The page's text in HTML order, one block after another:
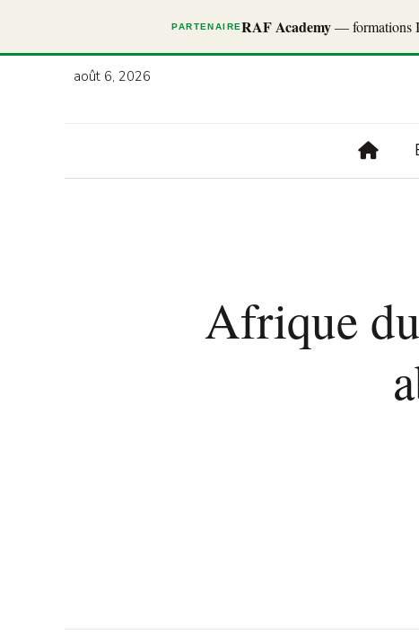
PARTENAIRERAF Academy— formations
août 6, 2026
Afrique